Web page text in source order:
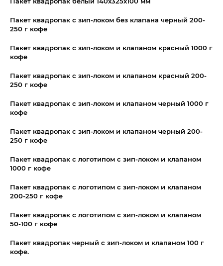
Пакет квадропак с зип-локом без клапана черный 200-
250 г кофе
Пакет квадропак с зип-локом и клапаном красный 1000 г
кофе
Пакет квадропак с зип-локом и клапаном красный 200-
250 г кофе
Пакет квадропак с зип-локом и клапаном черный 1000 г
кофе
Пакет квадропак с зип-локом и клапаном черный 200-
250 г кофе
Пакет квадропак с логотипом с зип-локом и клапаном
1000 г кофе
Пакет квадропак с логотипом с зип-локом и клапаном
200-250 г кофе
Пакет квадропак с логотипом с зип-локом и клапаном
50-100 г кофе
Пакет квадропак черный с зип-локом и клапаном 100 г
кофе.